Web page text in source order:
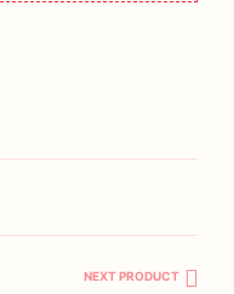
NEXT PRODUCT